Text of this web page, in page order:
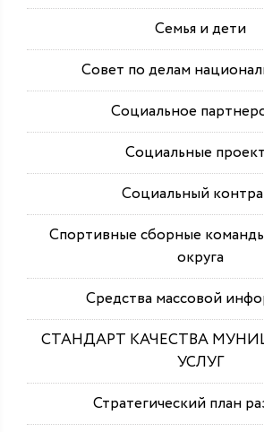
Семья и дети
Совет по делам
Социальное
Социальные
Социальный
Спортивные сборные
округа
Средства массовой
СТАНДАРТ КАЧЕСТВА
УСЛУГ
Стратегический план